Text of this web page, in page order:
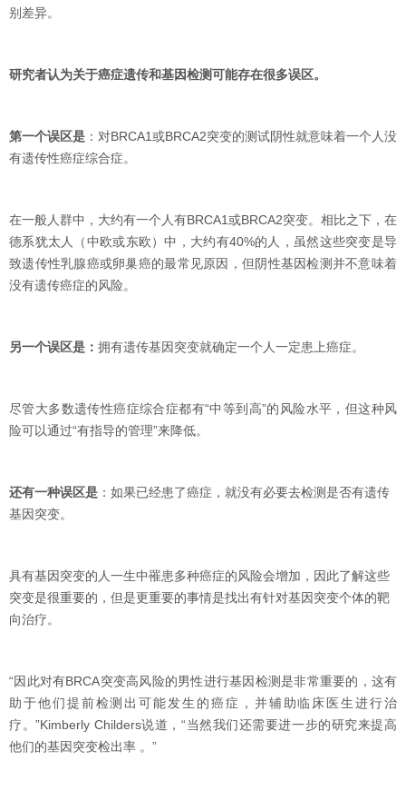
别差异。
研究者认为关于癌症遗传和基因检测可能存在很多误区。
第一个误区是 ：对BRCA1或BRCA2突变的测试阴性就意味着一个人没
有遗传性癌症综合症。
在一般人群中，大约有一个人有BRCA1或BRCA2突变。相比之下，在
德系犹太人（中欧或东欧）中，大约有40%的人，虽然这些突变是导
致遗传性乳腺癌或卵巢癌的最常见原因，但阴性基因检测并不意味着
没有遗传癌症的风险。
另一个误区是： 拥有遗传基因突变就确定一个人一定患上癌症。
尽管大多数遗传性癌症综合症都有“中等到高”的风险水平，但这种风
险可以通过“有指导的管理”来降低。
还有一种误区是 ：如果已经患了癌症，就没有必要去检测是否有遗传
基因突变。
具有基因突变的人一生中罹患多种癌症的风险会增加，因此了解这些
突变是很重要的，但是更重要的事情是找出有针对基因突变个体的靶
向治疗。
“因此对有BRCA突变高风险的男性进行基因检测是非常重要的，这有
助于他们提前检测出可能发生的癌症，并辅助临床医生进行治
疗。”Kimberly Childers说道，“当然我们还需要进一步的研究来提高
他们的基因突变检出率 。”